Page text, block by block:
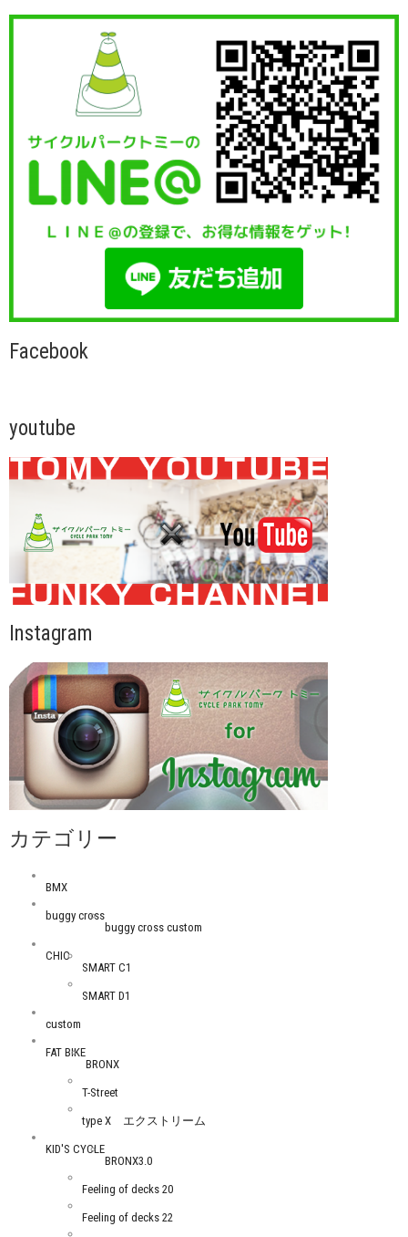
Facebook
youtube
Instagram
カテゴリー
BMX
buggy cross
buggy cross custom
CHIC
SMART C1
SMART D1
custom
FAT BIKE
BRONX
T-Street
type X エクストリーム
KID'S CYCLE
BRONX3.0
Feeling of decks 20
Feeling of decks 22